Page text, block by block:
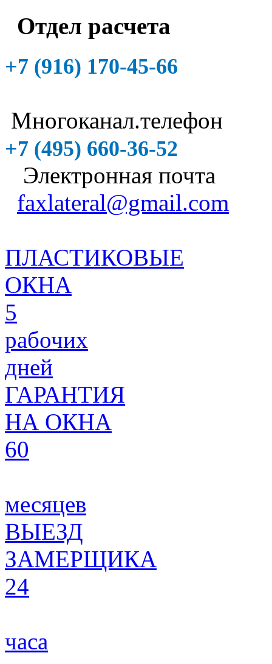
Отдел расчета
+7 (916) 170-45-66
Многоканал.телефон
+7 (495) 660-36-52
Электронная почта
faxlateral@gmail.com
ПЛАСТИКОВЫЕ
ОКНА
5
рабочих
дней
ГАРАНТИЯ
НА ОКНА
60
месяцев
ВЫЕЗД
ЗАМЕРЩИКА
24
часа